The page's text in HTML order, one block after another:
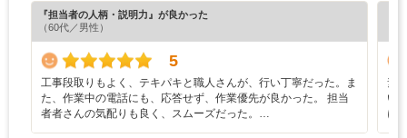
『担当者の人柄・説明力』が良かった
（60代／男性）
5
工事段取りもよく、テキパキと職人さんが、行い丁寧だった。ま
た、作業中の電話にも、応答せず、作業優先が良かった。 担当
者者さんの気配りも良く、スムーズだった。…
素
い
に